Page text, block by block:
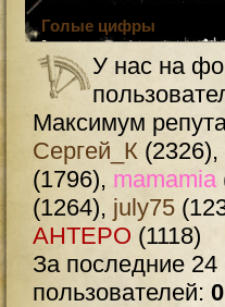
Голые цифры
У нас на
Максимум
Сергей_К (2326),
(1796), mamamia
(1264), july75
AHTEPO (1118)
За последние
пользователей: 0